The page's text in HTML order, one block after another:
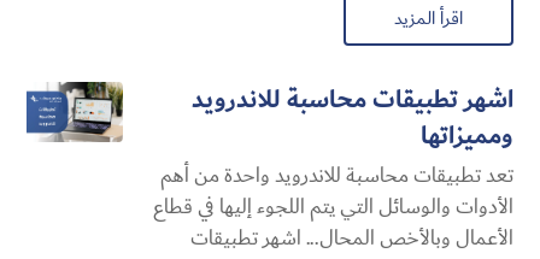
اقرأ المزيد
اشهر تطبيقات محاسبة للاندرويد
ومميزاتها
تعد تطبيقات محاسبة للاندرويد واحدة من أهم
الأدوات والوسائل التي يتم اللجوء إليها في قطاع
الأعمال وبالأخص المحال... اشهر تطبيقات